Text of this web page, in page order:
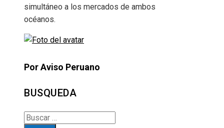
simultáneo a los mercados de ambos
océanos.
Por Aviso Peruano
BUSQUEDA
Buscar: